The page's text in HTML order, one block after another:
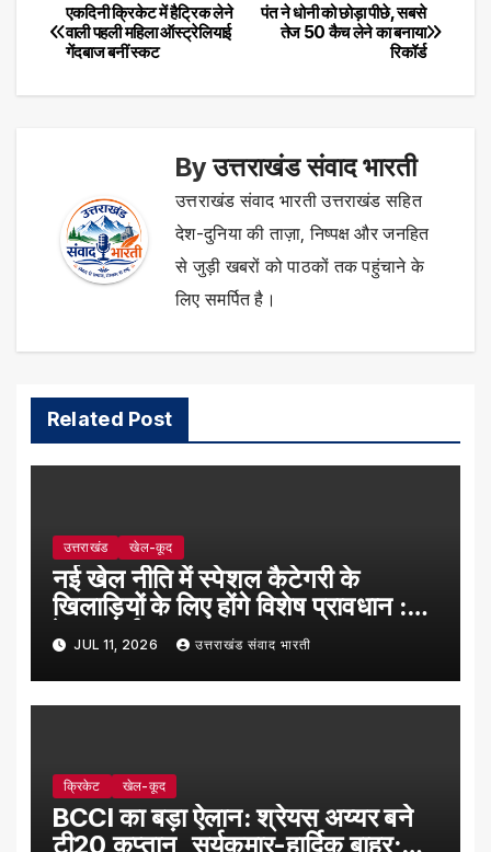
Post
navigation
पंत ने धोनी को छोड़ा पीछे, सबसे
तेज 50 कैच लेने का बनाया
रिकॉर्ड
एकदिनी क्रिकेट में हैट्रिक लेने
वाली पहली महिला ऑस्ट्रेलियाई
गेंदबाज बनीं स्कट
Byउत्तराखंड संवाद भारती
उत्तराखंड संवाद भारती उत्तराखंड सहित
देश-दुनिया की ताज़ा, निष्पक्ष और जनहित
से जुड़ी खबरों को पाठकों तक पहुंचाने के
लिए समर्पित है।
Related Post
उत्तराखंड खेल-कूद
नई खेल नीति में स्पेशल कैटेगरी के
खिलाड़ियों के लिए होंगे विशेष प्रावधान :
रेखा आर्या
JUL 11, 2026 उत्तराखंड संवाद भारती
क्रिकेट खेल-कूद
BCCI का बड़ा ऐलान: श्रेयस अय्यर बने
टी20 कप्तान, सूर्यकुमार-हार्दिक बाहर;